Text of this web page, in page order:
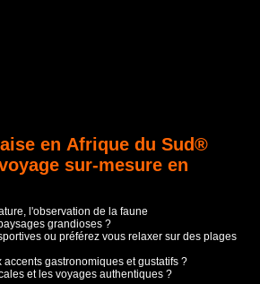
en Afrique du Sud®
sur-mesure en
l'observation de la faune
grandioses ?
ou préférez vous relaxer sur des plages
gastronomiques et gustatifs ?
et les voyages authentiques ?